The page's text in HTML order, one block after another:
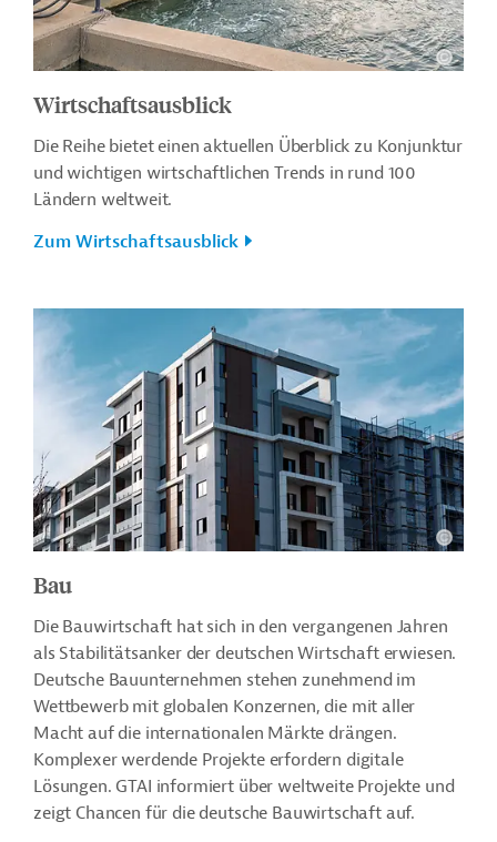
Wirtschaftsausblick
Die Reihe bietet einen aktuellen Überblick zu Konjunktur
und wichtigen wirtschaftlichen Trends in rund 100
Ländern weltweit.
Zum Wirtschaftsausblick
Bau
Die Bauwirtschaft hat sich in den vergangenen Jahren
als Stabilitätsanker der deutschen Wirtschaft erwiesen.
Deutsche Bauunternehmen stehen zunehmend im
Wettbewerb mit globalen Konzernen, die mit aller
Macht auf die internationalen Märkte drängen.
Komplexer werdende Projekte erfordern digitale
Lösungen. GTAI informiert über weltweite Projekte und
zeigt Chancen für die deutsche Bauwirtschaft auf.